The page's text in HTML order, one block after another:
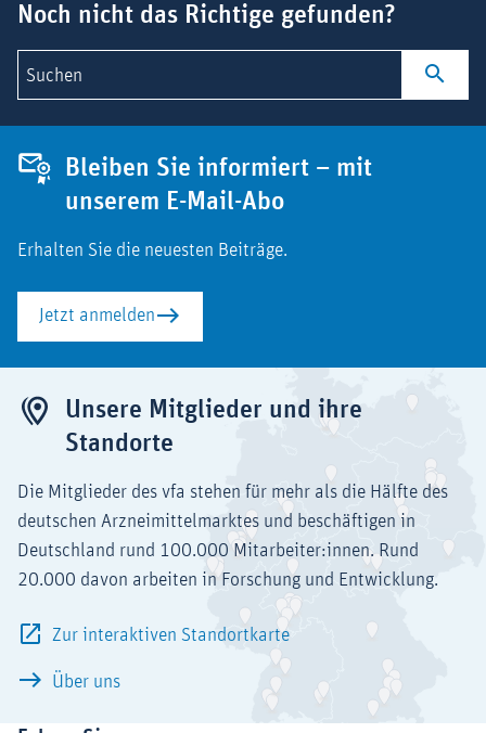
Noch nicht das Richtige gefunden?
Suchen
Bleiben Sie informiert – mit
unserem E-Mail-Abo
Erhalten Sie die neuesten Beiträge.
Jetzt anmelden
Unsere Mitglieder und ihre
Standorte
Die Mitglieder des vfa stehen für mehr als die Hälfte des
deutschen Arzneimittelmarktes und beschäftigen in
Deutschland rund 100.000 Mitarbeiter:innen. Rund
20.000 davon arbeiten in Forschung und Entwicklung.
Zur interaktiven Standortkarte
Über uns